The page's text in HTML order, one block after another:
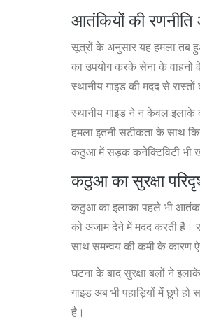
आतंकियों की
सूत्रों के अनुसार यह हमला तब
का उपयोग करके सेना के वाहनों
स्थानीय गाइड की मदद से रास्तों
स्थानीय गाइड ने न केवल इलाके
हमला इतनी सटीकता के साथ
कठुआ में सड़क कनेक्टिविटी भी
कठुआ का सुरक्षा
कठुआ का इलाका पहले भी
को अंजाम देने में मदद करती है।
साथ समन्वय की कमी के कारण
घटना के बाद सुरक्षा बलों ने
गाइड अब भी पहाड़ियों में छुपे
है।